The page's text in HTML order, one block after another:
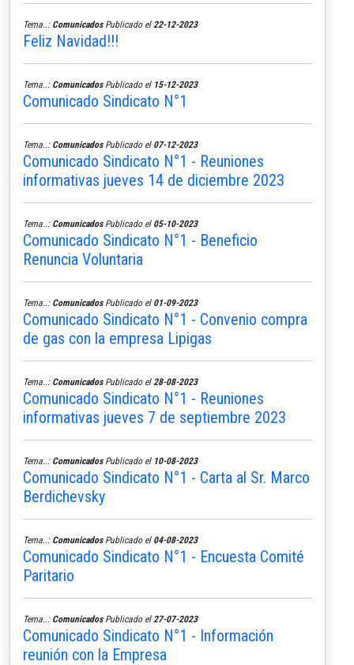
Tema..: ComunicadosPublicado el 22-12-2023
Feliz Navidad!!!
Tema..: ComunicadosPublicado el 15-12-2023
Comunicado Sindicato N°1
Tema..: ComunicadosPublicado el 07-12-2023
Comunicado Sindicato N°1 - Reuniones
informativas jueves 14 de diciembre 2023
Tema..: ComunicadosPublicado el 05-10-2023
Comunicado Sindicato N°1 - Beneficio
Renuncia Voluntaria
Tema..: ComunicadosPublicado el 01-09-2023
Comunicado Sindicato N°1 - Convenio compra
de gas con la empresa Lipigas
Tema..: ComunicadosPublicado el 28-08-2023
Comunicado Sindicato N°1 - Reuniones
informativas jueves 7 de septiembre 2023
Tema..: ComunicadosPublicado el 10-08-2023
Comunicado Sindicato N°1 - Carta al Sr. Marco
Berdichevsky
Tema..: ComunicadosPublicado el 04-08-2023
Comunicado Sindicato N°1 - Encuesta Comité
Paritario
Tema..: ComunicadosPublicado el 27-07-2023
Comunicado Sindicato N°1 - Información
reunión con la Empresa